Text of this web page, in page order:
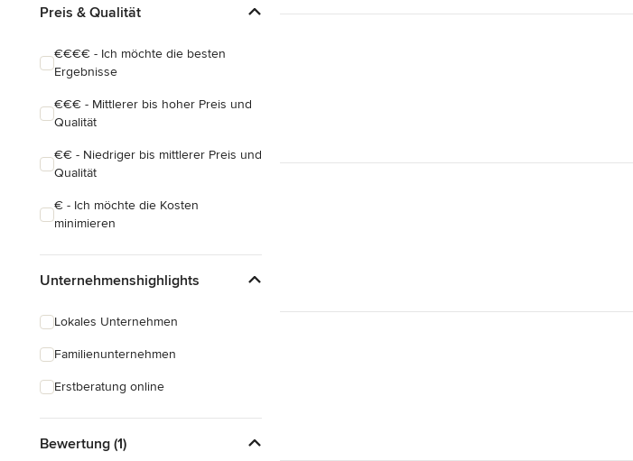
Preis & Qualität
€€€€ - Ich möchte die besten
Ergebnisse
€€€ - Mittlerer bis hoher Preis und
Qualität
€€ - Niedriger bis mittlerer Preis und
Qualität
€ - Ich möchte die Kosten
minimieren
Unternehmenshighlights
Lokales Unternehmen
Familienunternehmen
Erstberatung online
Bewertung (1)